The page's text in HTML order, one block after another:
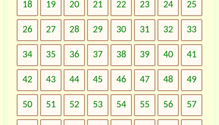
18 19 20 21 22 23 24 25
26 27 28 29 30 31 32 33
34 35 36 37 38 39 40 41
42 43 44 45 46 47 48 49
50 51 52 53 54 55 56 57